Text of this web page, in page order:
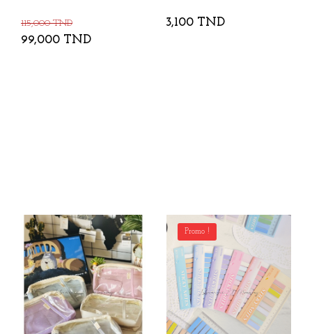
115,000 TND
99,000 TND
3,100 TND
Promo !